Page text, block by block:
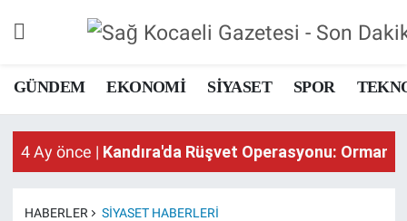
GÜNDEM EKONOMİ SİYASET SPOR
4 Ay önce |Kandıra'da Rüşvet Operasyonu: Orman
4 Ay önce | Kandıra'da Rüşvet Operasyonu: Orman
HABERLER SİYASET HABERLERI
EKONOMİ
SİYASET
SPOR